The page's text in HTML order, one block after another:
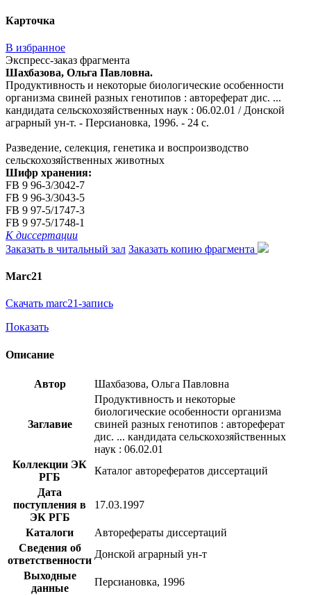
Карточка
В избранное
Экспресс-заказ фрагмента
Шахбазова, Ольга Павловна.
Продуктивность и некоторые биологические особенности
организма свиней разных генотипов : автореферат дис. ...
кандидата сельскохозяйственных наук : 06.02.01 / Донской
аграрный ун-т. - Персиановка, 1996. - 24 с.
Разведение, селекция, генетика и воспроизводство
сельскохозяйственных животных
Шифр хранения:
FB 9 96-3/3042-7
FB 9 96-3/3043-5
FB 9 97-5/1747-3
FB 9 97-5/1748-1
К диссертации
Заказать в читальный зал Заказать копию фрагмента
Marc21
Скачать marc21-запись
Показать
Описание
Автор Шахбазова, Ольга Павловна
Заглавие
Продуктивность и некоторые
биологические особенности организма
свиней разных генотипов : автореферат
дис. ... кандидата сельскохозяйственных
наук : 06.02.01
Коллекции ЭК
РГБ
Каталог авторефератов диссертаций
Дата
поступления в
ЭК РГБ
17.03.1997
Каталоги
Авторефераты диссертаций
Сведения об
ответственности
Донской аграрный ун-т
Выходные
данные
Персиановка, 1996